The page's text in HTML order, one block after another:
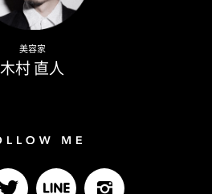
美容家
木村 直人